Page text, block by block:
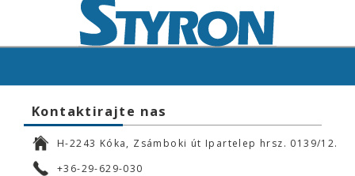
Kontaktirajte nas
H-2243 Kóka, Zsámboki út Ipartelep hrsz. 0139/12.
+36-29-629-030